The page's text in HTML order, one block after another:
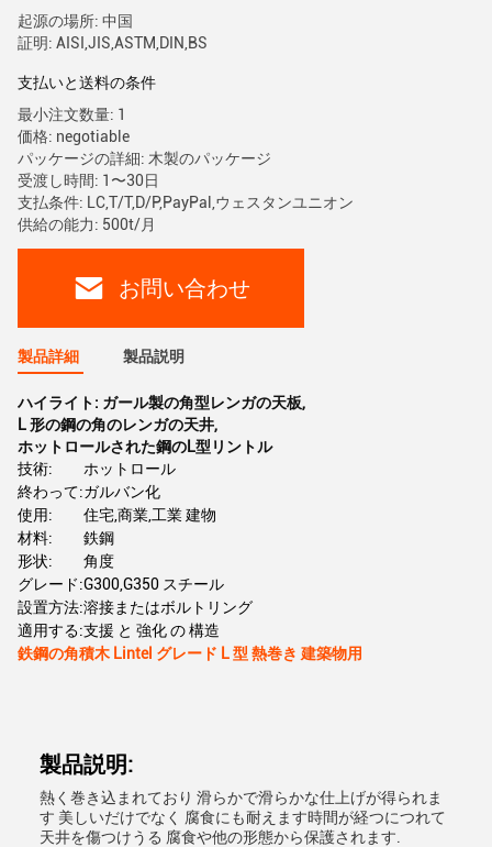
起源の場所: 中国
証明: AISI,JIS,ASTM,DIN,BS
支払いと送料の条件
最小注文数量: 1
価格: negotiable
パッケージの詳細: 木製のパッケージ
受渡し時間: 1〜30日
支払条件: LC,T/T,D/P,PayPal,ウェスタンユニオン
供給の能力: 500t/月
お問い合わせ
製品詳細 製品説明
ハイライト: ガール製の角型レンガの天板,
L 形の鋼の角のレンガの天井,
ホットロールされた鋼のL型リントル
技術:
ホットロール
終わって:ガルバン化
使用:
住宅,商業,工業 建物
材料:
鉄鋼
形状:
角度
グレード:G300,G350 スチール
設置方法:溶接またはボルトリング
適用する:支援 と 強化 の 構造
鉄鋼の角積木 Lintel グレード L 型 熱巻き 建築物用
製品説明:
熱く巻き込まれており 滑らかで滑らかな仕上げが得られま
す 美しいだけでなく 腐食にも耐えます時間が経つにつれて
天井を傷つけうる 腐食や他の形態から保護されます.